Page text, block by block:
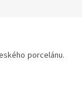
porcelánu.